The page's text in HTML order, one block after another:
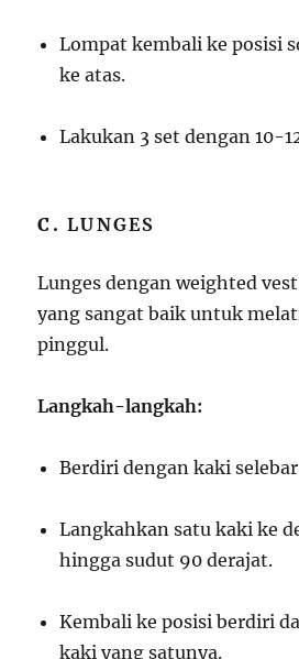
Lompat kembali ke posisi
ke atas.
Lakukan 3 set dengan 10-
C.LUNGES
Lunges dengan weighted
yang sangat baik untuk
pinggul.
Langkah-langkah:
Berdiri dengan kaki
Langkahkan satu kaki ke
hingga sudut 90 derajat.
Kembali ke posisi berdiri
kaki yang satunya.